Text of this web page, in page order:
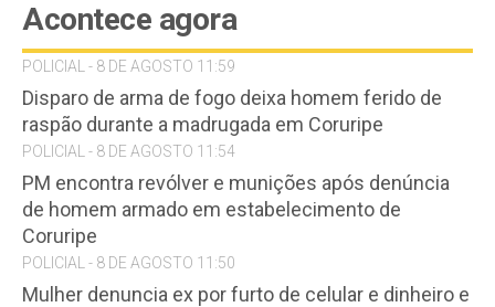
Acontece agora
POLICIAL - 8 DE AGOSTO 11:59
Disparo de arma de fogo deixa homem ferido de
raspão durante a madrugada em Coruripe
POLICIAL - 8 DE AGOSTO 11:54
PM encontra revólver e munições após denúncia
de homem armado em estabelecimento de
Coruripe
POLICIAL - 8 DE AGOSTO 11:50
Mulher denuncia ex por furto de celular e dinheiro e